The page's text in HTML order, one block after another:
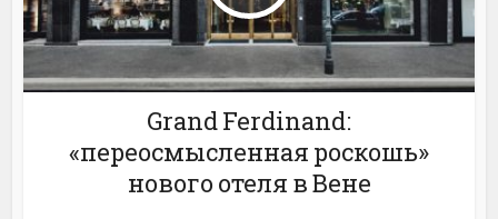
Grand Ferdinand:
«переосмысленная роскошь»
нового отеля в Вене